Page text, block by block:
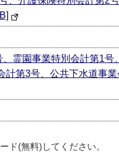
霊園事業特別会計第1号
計第3号、公共下水道事
ド(無料)してください。